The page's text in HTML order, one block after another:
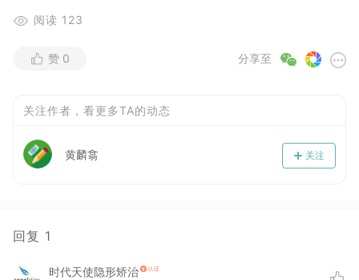
阅读 123
分享至
赞 0
关注作者，看更多TA的动态
关注
黄麟翕
回复 1
时代天使隐形矫治